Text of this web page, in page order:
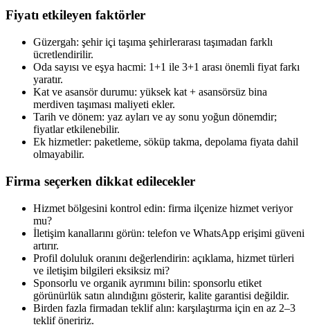
Fiyatı etkileyen faktörler
Güzergah: şehir içi taşıma şehirlerarası taşımadan farklı
ücretlendirilir.
Oda sayısı ve eşya hacmi: 1+1 ile 3+1 arası önemli fiyat farkı
yaratır.
Kat ve asansör durumu: yüksek kat + asansörsüz bina
merdiven taşıması maliyeti ekler.
Tarih ve dönem: yaz ayları ve ay sonu yoğun dönemdir;
fiyatlar etkilenebilir.
Ek hizmetler: paketleme, söküp takma, depolama fiyata dahil
olmayabilir.
Firma seçerken dikkat edilecekler
Hizmet bölgesini kontrol edin: firma ilçenize hizmet veriyor
mu?
İletişim kanallarını görün: telefon ve WhatsApp erişimi güveni
artırır.
Profil doluluk oranını değerlendirin: açıklama, hizmet türleri
ve iletişim bilgileri eksiksiz mi?
Sponsorlu ve organik ayrımını bilin: sponsorlu etiket
görünürlük satın alındığını gösterir, kalite garantisi değildir.
Birden fazla firmadan teklif alın: karşılaştırma için en az 2–3
teklif öneririz.